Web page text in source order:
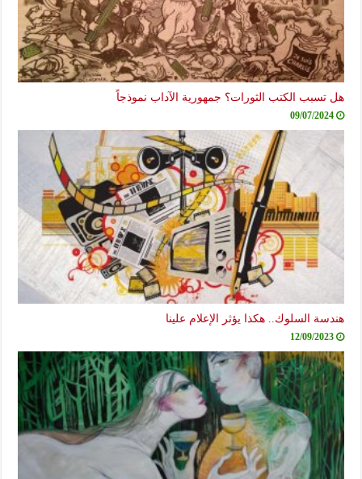
هل تسبب الكتب الثورات؟ جمهورية الآداب نموذجاً
09/07/2024
هندسة السلوك.. هكذا يؤثر الإعلام علينا
12/09/2023